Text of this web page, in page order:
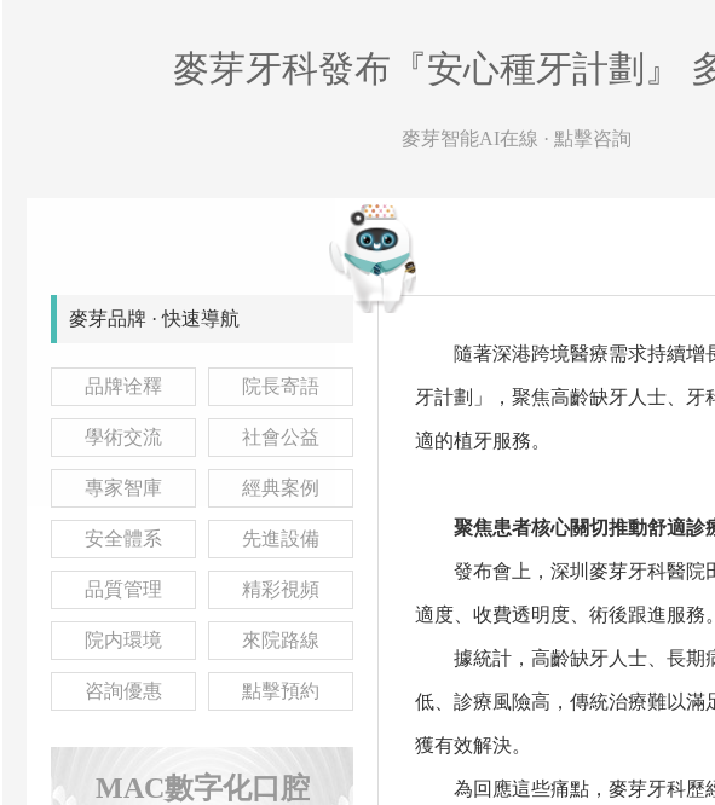
麥芽牙科發布『安心種牙計劃』
麥芽智能AI在線 · 點擊咨詢
麥芽品牌 · 快速導航
品牌诠釋 院長寄語
學術交流 社會公益
專家智庫 經典案例
安全體系 先進設備
品質管理 精彩視頻
院内環境 來院路線
咨詢優惠 點擊預約
MAC數字化口腔
隨著深港跨境醫療需求持續增長
牙計劃」，聚焦高齡缺牙人士、
適的植牙服務。
聚焦患者核心關切推動舒適診
發布會上，深圳麥芽牙科醫院田
適度、收費透明度、術後跟進服務
據統計，高齡缺牙人士、長期病
低、診療風險高，傳統治療難以
獲有效解決。
為回應這些痛點，麥芽牙科歷經